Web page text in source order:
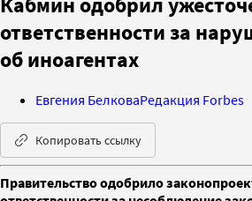
ответственности за
об иноагентах
Евгения БелковаРедакция Forbes
Копировать ссылку
Правительство одобрило